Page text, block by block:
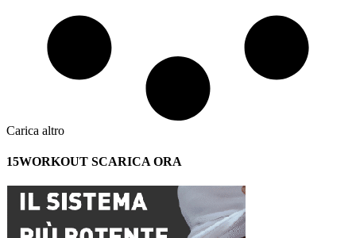
Carica altro
15WORKOUT SCARICA ORA